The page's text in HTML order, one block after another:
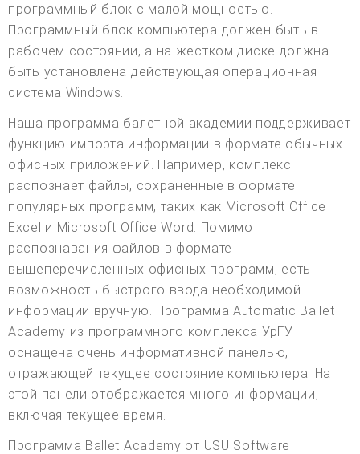
программный блок с малой мощностью.
Программный блок компьютера должен быть в
рабочем состоянии, а на жестком диске должна
быть установлена действующая операционная
система Windows.
Наша программа балетной академии поддерживает
функцию импорта информации в формате обычных
офисных приложений. Например, комплекс
распознает файлы, сохраненные в формате
популярных программ, таких как Microsoft Office
Excel и Microsoft Office Word. Помимо
распознавания файлов в формате
вышеперечисленных офисных программ, есть
возможность быстрого ввода необходимой
информации вручную. Программа Automatic Ballet
Academy из программного комплекса УрГУ
оснащена очень информативной панелью,
отражающей текущее состояние компьютера. На
этой панели отображается много информации,
включая текущее время.
Программа Ballet Academy от USU Software